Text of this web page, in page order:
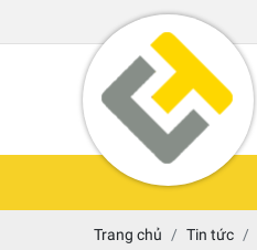
Trang chủ Tin tức